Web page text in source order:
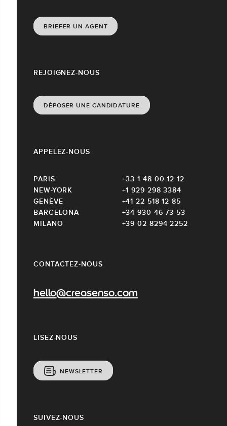
CONTACTEZ-NOUS
hello@creasenso.com
REJOIGNEZ-NOUS
DÉPOSER UNE CANDIDATURE
LISEZ-NOUS
NEWSLETTER
APPELEZ-NOUS
PARIS
+33 1 48 00 12 12
NEW-YORK
+1 929 298 3384
GENÈVE
+41 22 518 12 85
BARCELONA
+34 930 46 73 53
MILANO
+39 02 8294 2252
BRIEFER UN AGENT
SUIVEZ-NOUS